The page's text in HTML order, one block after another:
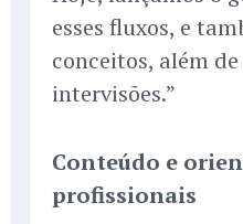
esses fluxos, e
conceitos, além
intervisões.”
Conteúdo e
profissionais